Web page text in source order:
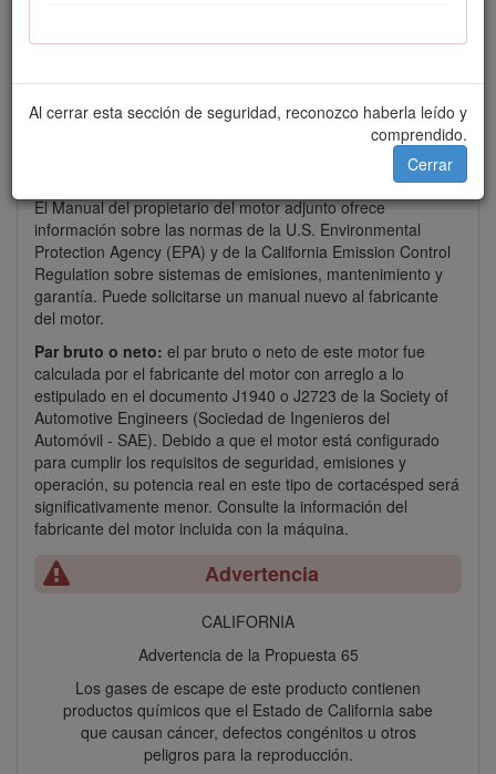
Al cerrar esta sección de seguridad, reconozco haberla leído y
comprendido.
Cerrar
de monte o cubierto de hierba a menos que el motor esté
sección 4442) mantenido en buenas condiciones de
funcionamiento, o que el motor haya sido fabricado,
equipado y mantenido para la prevención de incendios,
constituye una infracción de la legislación de California
(California Public Resource Code Section 4442 o 4443).
El Manual del propietario del motor adjunto ofrece
información sobre las normas de la U.S. Environmental
Protection Agency (EPA) y de la California Emission Control
Regulation sobre sistemas de emisiones, mantenimiento y
garantía. Puede solicitarse un manual nuevo al fabricante
del motor.
Par bruto o neto: el par bruto o neto de este motor fue
calculada por el fabricante del motor con arreglo a lo
estipulado en el documento J1940 o J2723 de la Society of
Automotive Engineers (Sociedad de Ingenieros del
Automóvil - SAE). Debido a que el motor está configurado
para cumplir los requisitos de seguridad, emisiones y
operación, su potencia real en este tipo de cortacésped será
significativamente menor. Consulte la información del
fabricante del motor incluida con la máquina.
Advertencia
CALIFORNIA
Advertencia de la Propuesta 65
Los gases de escape de este producto contienen
productos químicos que el Estado de California sabe
que causan cáncer, defectos congénitos u otros
peligros para la reproducción.